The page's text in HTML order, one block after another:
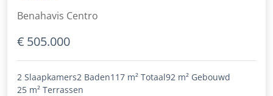
Benahavis Centro
€ 505.000
2 Slaapkamers2 Baden117 m² Totaal92 m² Gebouwd
25 m² Terrassen